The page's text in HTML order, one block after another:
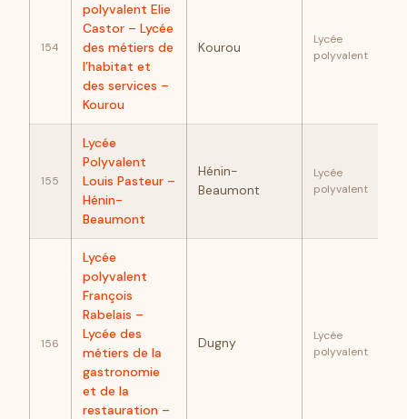
154
polyvalent Elie
Castor – Lycée
des métiers de
l’habitat et
des services –
Kourou
Kourou
Lycée
polyvalent
155
Lycée
Polyvalent
Louis Pasteur –
Hénin-
Beaumont
Hénin-
Beaumont
Lycée
polyvalent
156
Lycée
polyvalent
François
Rabelais –
Lycée des
métiers de la
gastronomie
et de la
restauration –
Dugny
Lycée
polyvalent